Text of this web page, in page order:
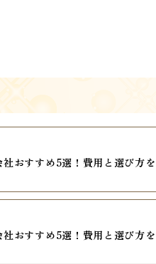
おすすめ5選！費用と選び方を
おすすめ5選！費用と選び方を